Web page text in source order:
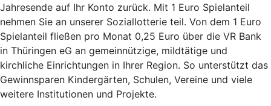
Jahresende auf Ihr Konto zurück. Mit 1 Euro Spielanteil
nehmen Sie an unserer Soziallotterie teil. Von dem 1 Euro
Spielanteil fließen pro Monat 0,25 Euro über die VR Bank
in Thüringen eG an gemeinnützige, mildtätige und
kirchliche Einrichtungen in Ihrer Region. So unterstützt das
Gewinnsparen Kindergärten, Schulen, Vereine und viele
weitere Institutionen und Projekte.